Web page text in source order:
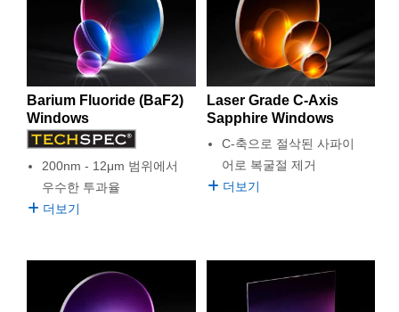
Barium Fluoride (BaF2)
Windows
200nm - 12μm 범위에서
우수한 투과율
더보기
Laser Grade C-Axis
Sapphire Windows
C-축으로 절삭된 사파이
어로 복굴절 제거
더보기